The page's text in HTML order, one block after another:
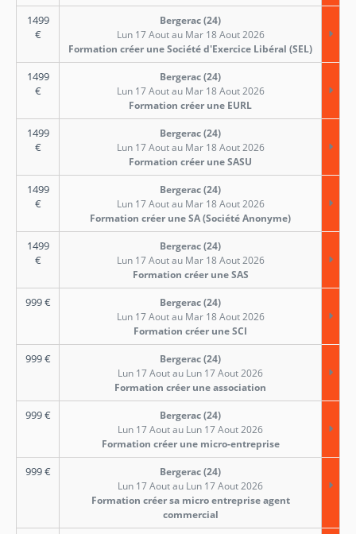
1499
€
Bergerac (24)
Lun 17 Aout au Mar 18 Aout 2026
Formation créer une Société d'Exercice Libéral (SEL)
1499
€
Bergerac (24)
Lun 17 Aout au Mar 18 Aout 2026
Formation créer une EURL
1499
€
Bergerac (24)
Lun 17 Aout au Mar 18 Aout 2026
Formation créer une SASU
1499
€
Bergerac (24)
Lun 17 Aout au Mar 18 Aout 2026
Formation créer une SA (Société Anonyme)
1499
€
Bergerac (24)
Lun 17 Aout au Mar 18 Aout 2026
Formation créer une SAS
999€
Bergerac (24)
Lun 17 Aout au Mar 18 Aout 2026
Formation créer une SCI
999€
Bergerac (24)
Lun 17 Aout au Lun 17 Aout 2026
Formation créer une association
999€
Bergerac (24)
Lun 17 Aout au Lun 17 Aout 2026
Formation créer une micro-entreprise
999€
Bergerac (24)
Lun 17 Aout au Lun 17 Aout 2026
Formation créer sa micro entreprise agent
commercial